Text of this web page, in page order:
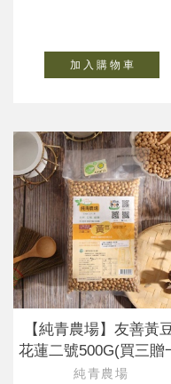
加 入 購 物 車
【純青農場】友善黃
花蓮二號500G(買三贈
純青農場